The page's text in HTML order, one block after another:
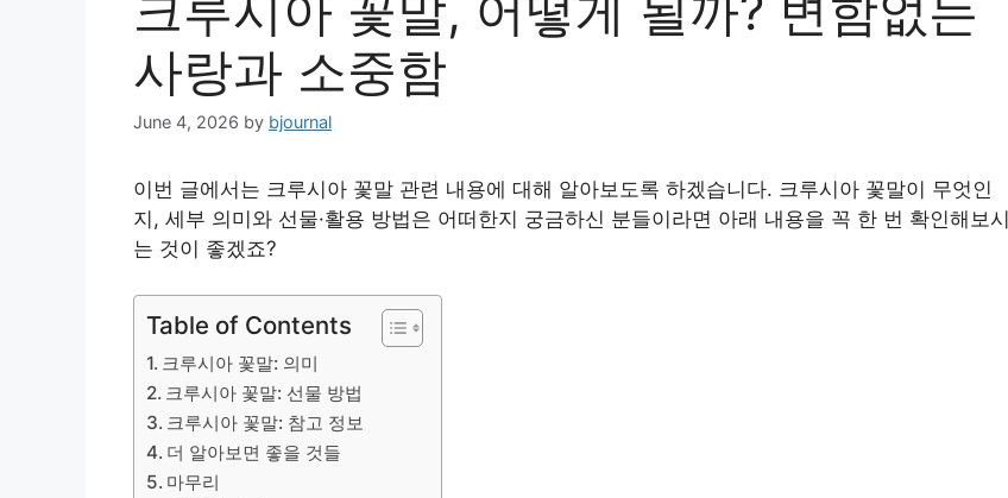
사랑과 소중함
June 4, 2026 by bjournal
이번 글에서는 크루시아 꽃말 관련 내용에 대해 알아보도록 하겠습니다. 크루시아 꽃말이 무엇인
지, 세부 의미와 선물·활용 방법은 어떠한지 궁금하신 분들이라면 아래 내용을 꼭 한 번 확인해보시
는 것이 좋겠죠?
Table of Contents
크루시아 꽃말: 의미
크루시아 꽃말: 선물 방법
크루시아 꽃말: 참고 정보
더 알아보면 좋을 것들
마무리